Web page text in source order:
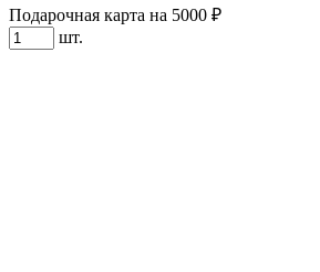
Подарочная карта на 5000 ₽
шт.